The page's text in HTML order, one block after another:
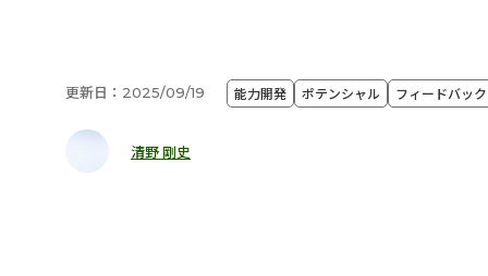
更新日：2025/09/19 能力開発 ポテンシャル フィードバック
清野 剛史